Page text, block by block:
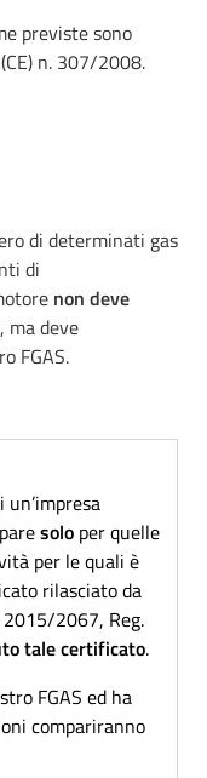
previste sono
n. 307/2008.
di determinati gas
di
non deve
ma deve
FGAS.
solo per quelle
per le quali è
rilasciato da
2067, Reg.
tale certificato.
FGAS ed ha
compariranno